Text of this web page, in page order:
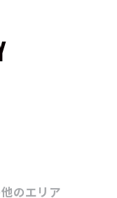
のエリア